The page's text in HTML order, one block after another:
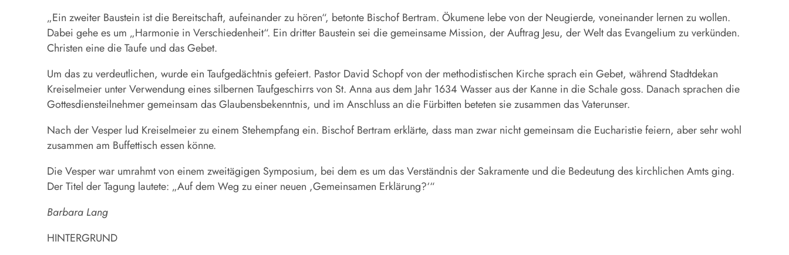
„Ein zweiter Baustein ist die Bereitschaft, aufeinander zu hören“, betonte Bischof Bertram. Ökumene lebe von der Neugierde, voneinander lernen zu wollen.
Dabei gehe es um „Harmonie in Verschiedenheit“. Ein dritter Baustein sei die gemeinsame Mission, der Auftrag Jesu, der Welt das Evangelium zu verkünden.
Christen eine die Taufe und das Gebet.
Um das zu verdeutlichen, wurde ein Taufgedächtnis gefeiert. Pastor David Schopf von der methodistischen Kirche sprach ein Gebet, während Stadtdekan
Kreiselmeier unter Verwendung eines silbernen Taufgeschirrs von St. Anna aus dem Jahr 1634 Wasser aus der Kanne in die Schale goss. Danach sprachen die
Gottesdiensteilnehmer gemeinsam das Glaubensbekenntnis, und im Anschluss an die Fürbitten beteten sie zusammen das Vaterunser.
Nach der Vesper lud Kreiselmeier zu einem Stehempfang ein. Bischof Bertram erklärte, dass man zwar nicht gemeinsam die Eucharistie feiern, aber sehr wohl
zusammen am Buffettisch essen könne.
Die Vesper war umrahmt von einem zweitägigen Symposium, bei dem es um das Verständnis der Sakramente und die Bedeutung des kirchlichen Amts ging.
Der Titel der Tagung lautete: „Auf dem Weg zu einer neuen ,Gemeinsamen Erklärung?‘“
Barbara Lang
HINTERGRUND